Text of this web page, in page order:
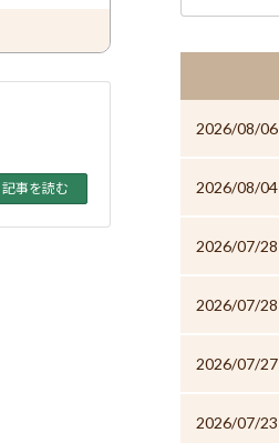
記事を読む
2026/08/06
2026/08/04
2026/07/28
2026/07/28
2026/07/27
2026/07/23